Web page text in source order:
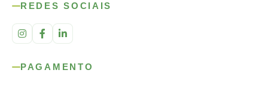
REDES SOCIAIS
PAGAMENTO